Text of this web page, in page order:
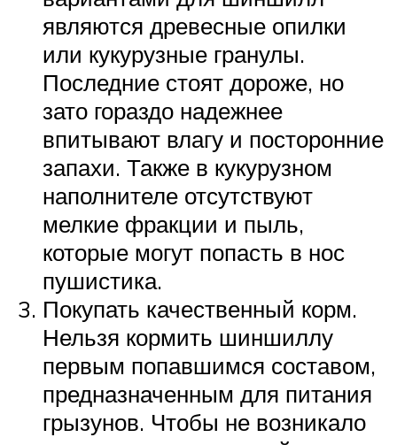
являются древесные опилки
или кукурузные гранулы.
Последние стоят дороже, но
зато гораздо надежнее
впитывают влагу и посторонние
запахи. Также в кукурузном
наполнителе отсутствуют
мелкие фракции и пыль,
которые могут попасть в нос
пушистика.
Покупать качественный корм.
Нельзя кормить шиншиллу
первым попавшимся составом,
предназначенным для питания
грызунов. Чтобы не возникало